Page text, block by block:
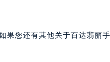
13层07室（需提前预约）
室（需提前预约）
果您还有其他关于百达翡丽